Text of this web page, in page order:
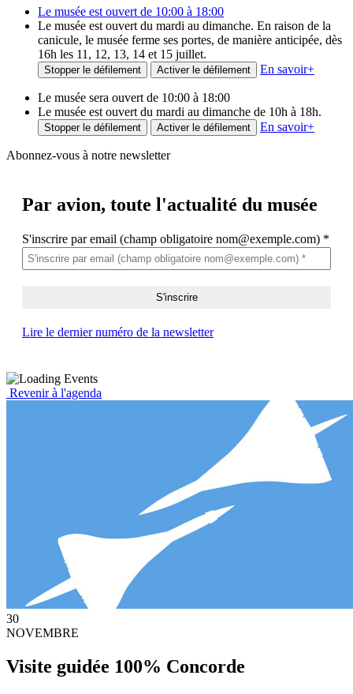
Le musée est ouvert de 10:00 à 18:00
Le musée est ouvert du mardi au dimanche. En raison de la
canicule, le musée ferme ses portes, de manière anticipée, dès
16h les 11, 12, 13, 14 et 15 juillet.
Stopper le défilement Activer le défilement En savoir+
Le musée sera ouvert de 10:00 à 18:00
Le musée est ouvert du mardi au dimanche de 10h à 18h.
Stopper le défilement Activer le défilement En savoir+
Abonnez-vous à notre newsletter
Par avion, toute l'actualité du musée
S'inscrire par email (champ obligatoire nom@exemple.com) *
Lire le dernier numéro de la newsletter
Revenir à l'agenda
30
NOVEMBRE
Visite guidée 100% Concorde